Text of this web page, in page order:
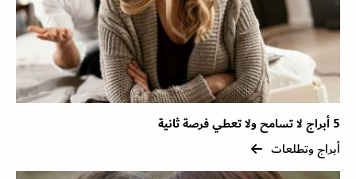
5 أبراج لا تسامح ولا تعطي فرصة ثانية
أبراج وتطلعات